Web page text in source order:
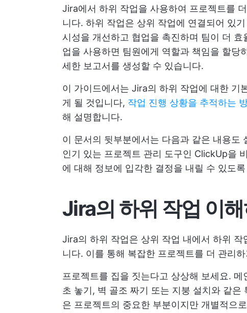
Jira에서 하위 작업을 사용하여 프로젝트를
니다. 하위 작업은 상위 작업에 연결되어 있
시성을 개선하고 협업을 촉진하며 팀이 더
업을 사용하면 팀원에게 역할과 책임을 할당
세한 보고서를 생성할 수 있습니다.
이 가이드에서는 Jira의 하위 작업에 대한 기
게 될 것입니다, 작업 진행 상황을 추적하는
해 설명합니다.
이 문서의 뒷부분에서는 다음과 같은 내용도
인기 있는 프로젝트 관리 도구인 ClickUp을
에 대해 정보에 입각한 결정을 내릴 수 있도
Jira의 하위 작업 이
Jira의 하위 작업은 상위 작업 내에서 하위
니다. 이를 통해 복잡한 프로젝트를 더 관리
프로젝트를 집을 짓는다고 상상해 보세요.
초 놓기, 벽 골조 짜기 또는 지붕 설치와 같은
은 프로젝트의 중요한 부분이지만 개별적으